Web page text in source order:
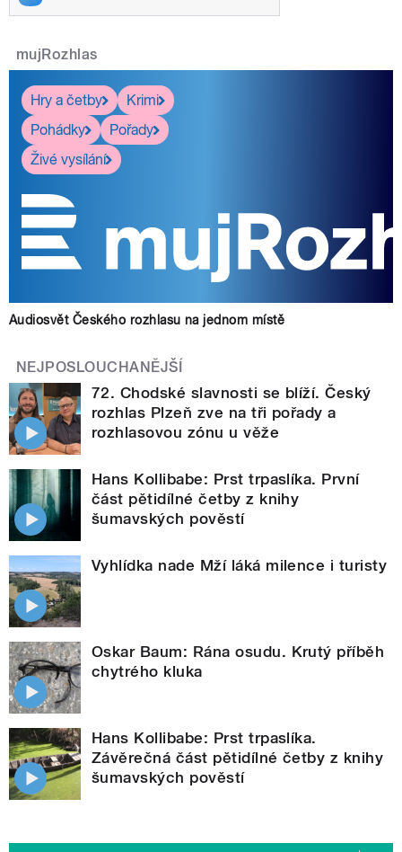
mujRozhlas
Hry a četby
Krimi
Pohádky
Pořady
Živé vysílání
Audiosvět Českého rozhlasu na jednom místě
NEJPOSLOUCHANĚJŠÍ
72. Chodské slavnosti se blíží. Český
rozhlas Plzeň zve na tři pořady a
rozhlasovou zónu u věže
Hans Kollibabe: Prst trpaslíka. První
část pětidílné četby z knihy
šumavských pověstí
Vyhlídka nade Mží láká milence i turisty
Oskar Baum: Rána osudu. Krutý příběh
chytrého kluka
Hans Kollibabe: Prst trpaslíka.
Závěrečná část pětidílné četby z knihy
šumavských pověstí